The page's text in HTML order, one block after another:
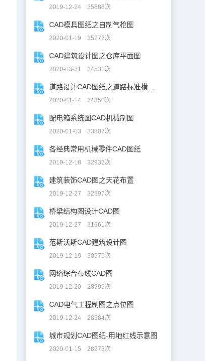
2019-12-24 35888次
CAD模具图纸之自制气枪图
2020-01-19 35272次
CAD建筑设计图之仓库平面图
2020-03-31 34531次
2020-01-14 34350次
配电箱系统图CAD机械制图
2020-01-03 33807次
各经典常用机械零件CAD图纸
2019-12-18 32932次
建筑装饰CAD图之天花布置
2019-12-27 32897次
桥梁结构图设计CAD图
2019-12-27 31961次
范斯沃斯CAD建筑设计图
2019-12-19 30975次
网络综合布线CAD图
2019-12-20 28999次
CAD电气工程制图之点位图
2019-12-24 28584次
城市规划CAD图纸-用地红线示意图
2020-01-15 28273次